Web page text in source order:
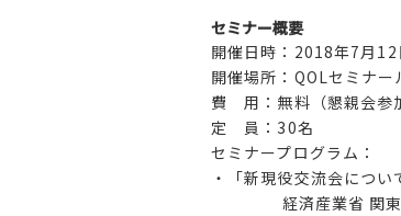
セミナー概要
開催日時：2018年7月
開催場所：QOLセミナー
費 用：無料（懇親会参
定 員：30名
セミナープログラム：
・「新現役交流会につい
経済産業省 関東経